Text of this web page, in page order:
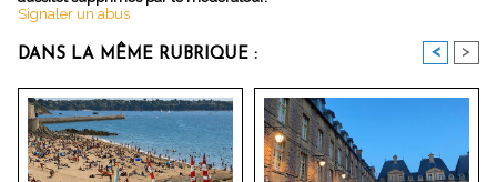
Signaler un abus
DANS LA MÊME RUBRIQUE : < >